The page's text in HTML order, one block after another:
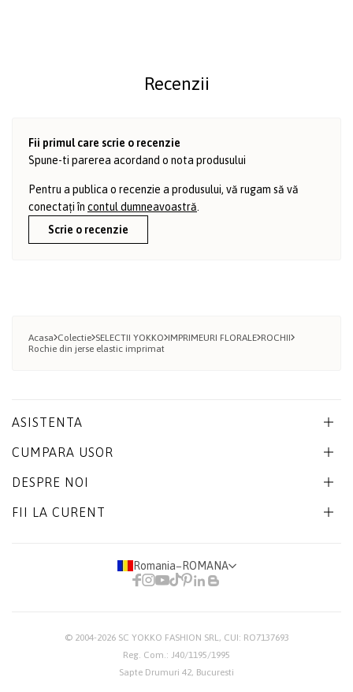
Recenzii
Fii primul care scrie o recenzie
Spune-ti parerea acordand o nota produsului
Pentru a publica o recenzie a produsului, vă rugam să vă
conectați în contul dumneavoastră
Scrie o recenzie
Acasa Colectie SELECTII YOKKO IMPRIMEURI FLORALE ROCHII
Rochie din jerse elastic imprimat
ASISTENTA
CUMPARA USOR
DESPRE NOI
FII LA CURENT
Romania− ROMANA
© 2004-2026 SC YOKKO FASHION SRL, CUI: RO7137693
Reg. Com.: J40/1195/1995
Sapte Drumuri 42, Bucuresti